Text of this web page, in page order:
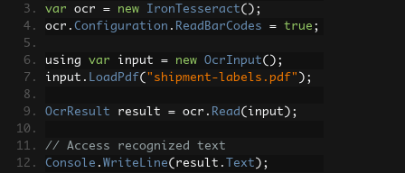
var ocr = new IronTesseract();
ocr . Configuration . ReadBarCodes = true ;
using var input = new OcrInput();
input . LoadPdf( "shipment-labels.pdf" );
OcrResult result = ocr . Read ( input );
// Access recognized text
Console . WriteLine( result . Text );